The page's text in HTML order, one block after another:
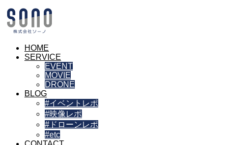
HOME
SERVICE
EVENT
MOVIE
DRONE
BLOG
#イベントレポ
#映像レポ
#ドローンレポ
#etc